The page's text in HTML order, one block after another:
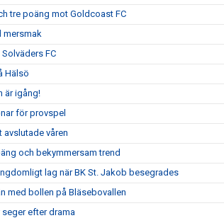
tre poäng mot Goldcoast FC
mersmak
FC
Hälsö
är igång!
för provspel
avslutade våren
och bekymmersam trend
lag när BK St. Jakob besegrades
med bollen på Bläsebovallen
efter drama